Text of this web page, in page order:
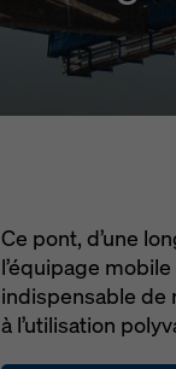
Ce pont, d’une
l’équipage
indispensable de
à l’utilisation